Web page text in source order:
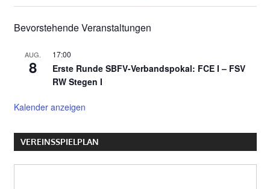
Beitrag:
Bevorstehende Veranstaltungen
AUG.
8
17:00
Erste Runde SBFV-Verbandspokal: FCE I – FSV
RW Stegen I
Kalender anzeigen
VEREINSSPIELPLAN